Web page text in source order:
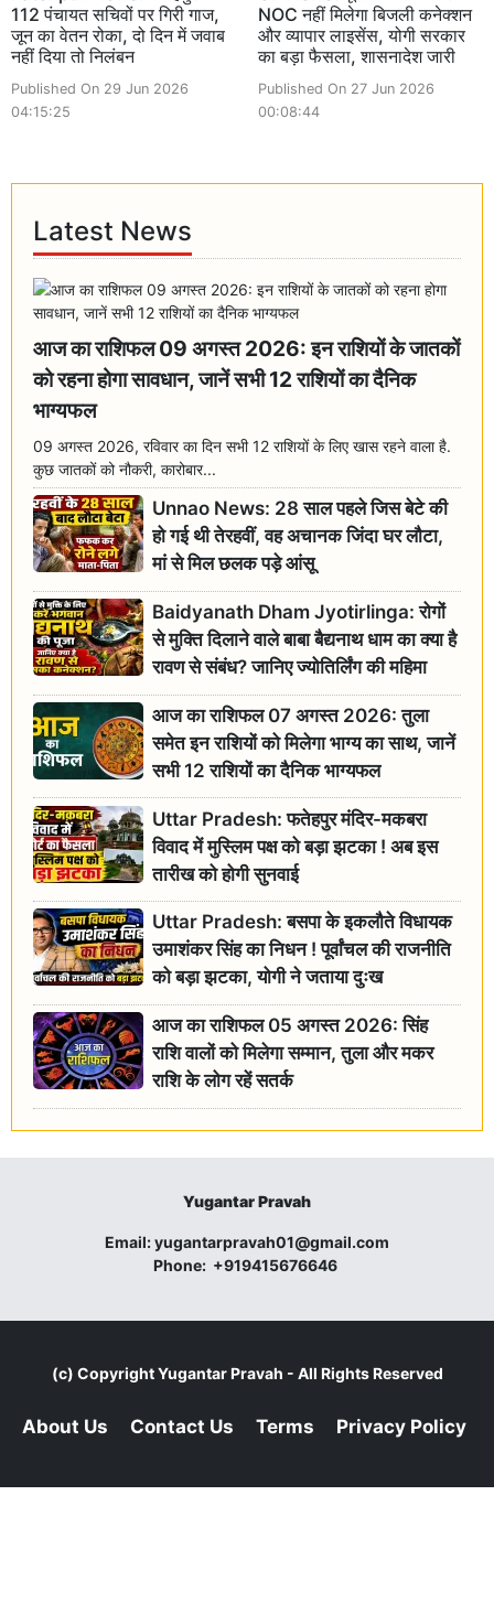
112 पंचायत सचिवों पर गिरी गाज,
जून का वेतन रोका, दो दिन में जवाब
नहीं दिया तो निलंबन
Published On 29 Jun 2026
04:15:25
NOC नहीं मिलेगा बिजली कनेक्शन
और व्यापार लाइसेंस, योगी सरकार
का बड़ा फैसला, शासनादेश जारी
Published On 27 Jun 2026
00:08:44
Latest News
आज का राशिफल 09 अगस्त 2026: इन राशियों के जातकों
को रहना होगा सावधान, जानें सभी 12 राशियों का दैनिक
भाग्यफल
09 अगस्त 2026, रविवार का दिन सभी 12 राशियों के लिए खास रहने वाला है.
कुछ जातकों को नौकरी, कारोबार...
Unnao News: 28 साल पहले जिस बेटे की
हो गई थी तेरहवीं, वह अचानक जिंदा घर लौटा,
मां से मिल छलक पड़े आंसू
Baidyanath Dham Jyotirlinga: रोगों
से मुक्ति दिलाने वाले बाबा बैद्यनाथ धाम का क्या है
रावण से संबंध? जानिए ज्योतिर्लिंग की महिमा
आज का राशिफल 07 अगस्त 2026: तुला
समेत इन राशियों को मिलेगा भाग्य का साथ, जानें
सभी 12 राशियों का दैनिक भाग्यफल
Uttar Pradesh: फतेहपुर मंदिर-मकबरा
विवाद में मुस्लिम पक्ष को बड़ा झटका ! अब इस
तारीख को होगी सुनवाई
Uttar Pradesh: बसपा के इकलौते विधायक
उमाशंकर सिंह का निधन ! पूर्वांचल की राजनीति
को बड़ा झटका, योगी ने जताया दुःख
आज का राशिफल 05 अगस्त 2026: सिंह
राशि वालों को मिलेगा सम्मान, तुला और मकर
राशि के लोग रहें सतर्क
Yugantar Pravah
Email:yugantarpravah01@gmail.com
Phone: +919415676646
(c) CopyrightYugantar Pravah - All Rights Reserved
About Us Contact Us Terms Privacy Policy